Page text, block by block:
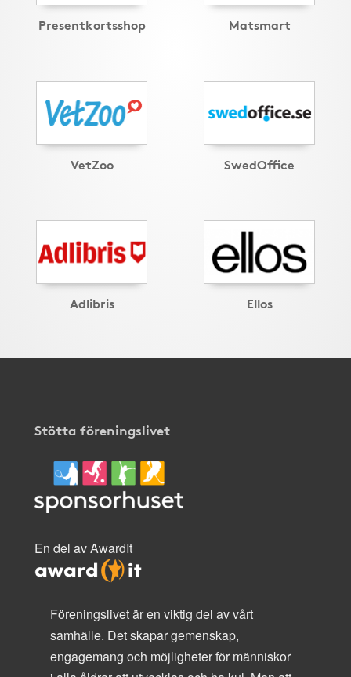
Presentkortsshop Matsmart
VetZoo SwedOffice
Adlibris Ellos
Stötta föreningslivet
En del av AwardIt
Föreningslivet är en viktig del av vårt
samhälle. Det skapar gemenskap,
engagemang och möjligheter för människor